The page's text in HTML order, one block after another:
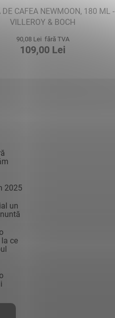
DE CAFEA NEWMOON, 180 ML -
VILLEROY & BOCH
90,08 Lei fără TVA
109,00 Lei
2025
un
ce